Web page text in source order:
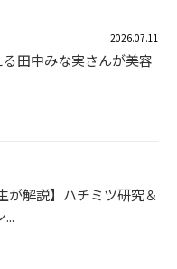
2026.07.11
田中みな実さんが美容
が解説】ハチミツ研究＆